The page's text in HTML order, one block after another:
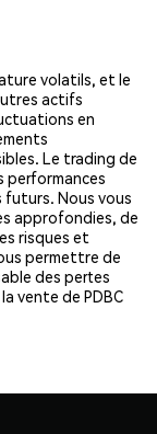
volatils, et le
actifs
en
Le trading de
performances
futurs. Nous vous
approfondies, de
risques et
permettre de
des pertes
vente de PDBC